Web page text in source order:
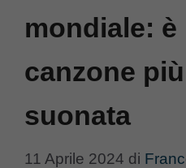
mondiale: è
canzone
suonata
11 Aprile 2024 di